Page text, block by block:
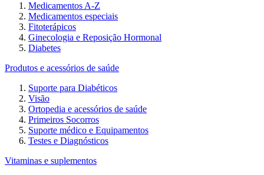
Medicamentos A-Z
Medicamentos especiais
Fitoterápicos
Ginecologia e Reposição Hormonal
Diabetes
Produtos e acessórios de saúde
Suporte para Diabéticos
Visão
Ortopedia e acessórios de saúde
Primeiros Socorros
Suporte médico e Equipamentos
Testes e Diagnósticos
Vitaminas e suplementos